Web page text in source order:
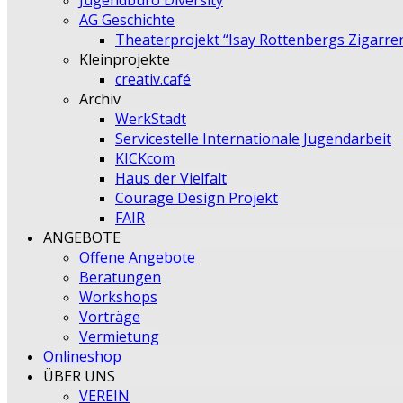
AG Geschichte
Theaterprojekt “Isay Rottenbergs
Kleinprojekte
creativ.café
Archiv
WerkStadt
Servicestelle Internationale Jugendarbeit
KICKcom
Haus der Vielfalt
Courage Design Projekt
FAIR
ANGEBOTE
Offene Angebote
Beratungen
Workshops
Vorträge
Vermietung
Onlineshop
ÜBER UNS
VEREIN